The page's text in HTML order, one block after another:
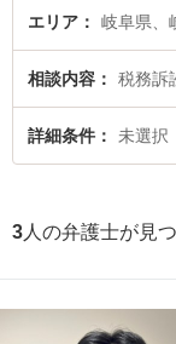
護士、見田村法律事務
決の実績豊富な近くの
法律相談できる岐阜市
んにおすすめです。
エリア 岐阜県、
相談内容 税務訴
詳細条件 未選択
3 人の弁護士が見